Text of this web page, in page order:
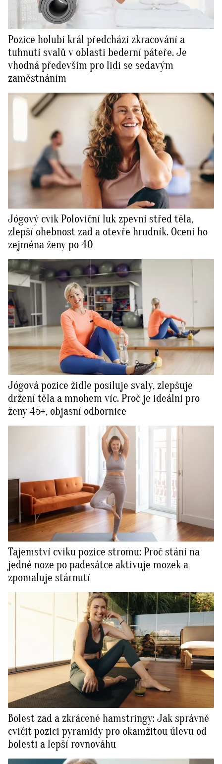
Pozice holubí král předchází zkracování a
tuhnutí svalů v oblasti bederní páteře. Je
vhodná především pro lidi se sedavým
zaměstnáním
Jógový cvik Poloviční luk zpevní střed těla,
zlepší ohebnost zad a otevře hrudník. Ocení ho
zejména ženy po 40
Jógová pozice židle posiluje svaly, zlepšuje
držení těla a mnohem víc. Proč je ideální pro
ženy 45+, objasní odbornice
Tajemství cviku pozice stromu: Proč stání na
jedné noze po padesátce aktivuje mozek a
zpomaluje stárnutí
Bolest zad a zkrácené hamstringy: Jak správně
cvičit pozici pyramidy pro okamžitou úlevu od
bolesti a lepší rovnováhu